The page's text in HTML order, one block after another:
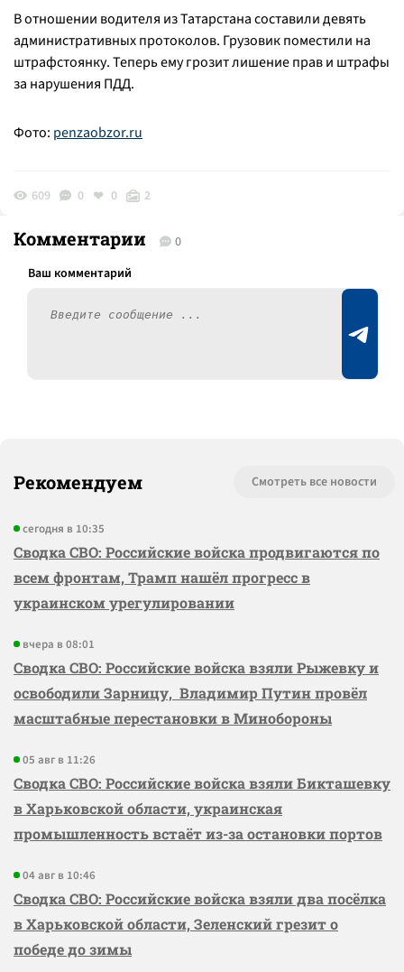
В отношении водителя из Татарстана составили девять
административных протоколов. Грузовик поместили на
штрафстоянку. Теперь ему грозит лишение прав и штрафы
за нарушения ПДД.
Фото: penzaobzor.ru
609 0 0 2
Комментарии 0
Рекомендуем Смотреть все новости
сегодня в 10:35
Сводка СВО: Российские войска продвигаются по
всем фронтам, Трамп нашёл прогресс в
украинском урегулировании
вчера в 08:01
Сводка СВО: Российские войска взяли Рыжевку и
освободили Зарницу, Владимир Путин провёл
масштабные перестановки в Минобороны
05 авг в 11:26
Сводка СВО: Российские войска взяли Бикташевку
в Харьковской области, украинская
промышленность встаёт из-за остановки портов
04 авг в 10:46
Сводка СВО: Российские войска взяли два посёлка
в Харьковской области, Зеленский грезит о
победе до зимы